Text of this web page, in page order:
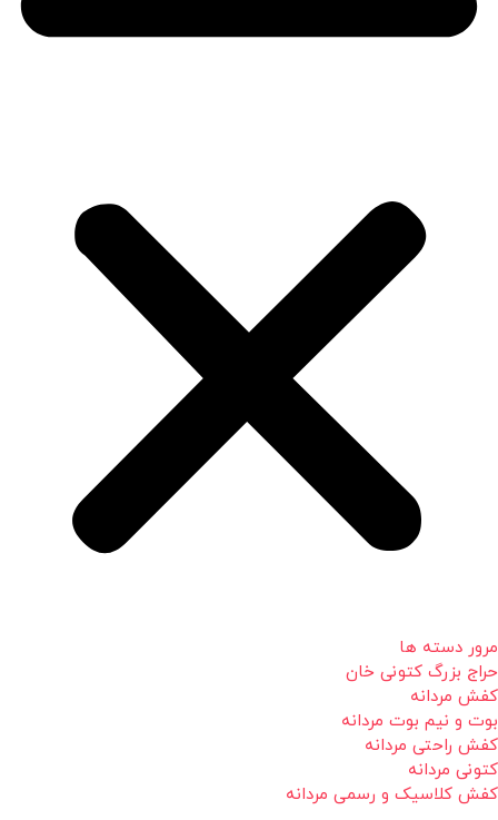
مرور دسته ها
حراج بزرگ کتونی خان
کفش مردانه
بوت و نیم بوت مردانه
کفش راحتی مردانه
کتونی مردانه
کفش کلاسیک و رسمی مردانه